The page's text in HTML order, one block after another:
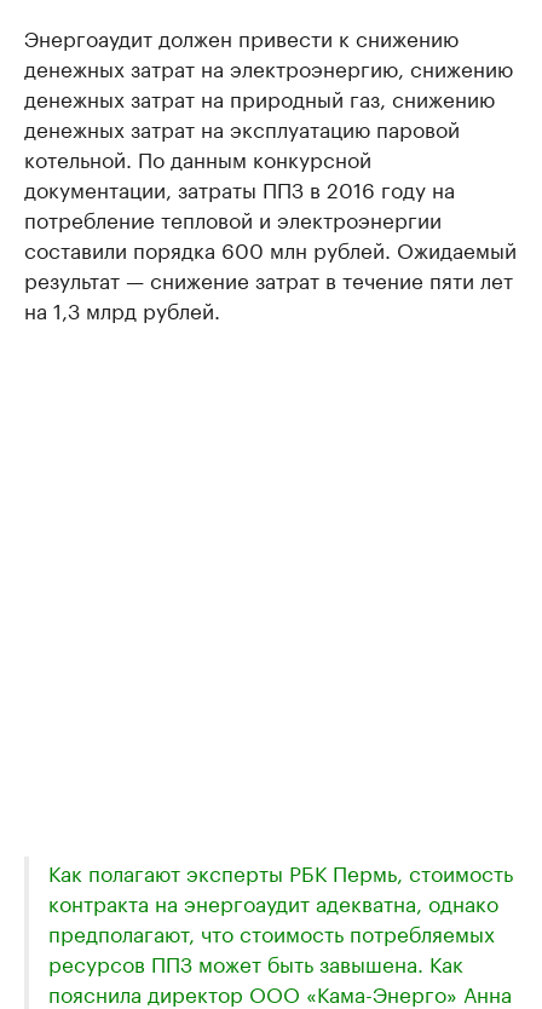
Энергоаудит должен привести к снижению
денежных затрат на электроэнергию, снижению
денежных затрат на природный газ, снижению
денежных затрат на эксплуатацию паровой
котельной. По данным конкурсной
документации, затраты ППЗ в 2016 году на
потребление тепловой и электроэнергии
составили порядка 600 млн рублей. Ожидаемый
результат — снижение затрат в течение пяти лет
на 1,3 млрд рублей.
Как полагают эксперты РБК Пермь, стоимость
контракта на энергоаудит адекватна, однако
предполагают, что стоимость потребляемых
ресурсов ППЗ может быть завышена. Как
пояснила директор ООО «Кама-Энерго» Анна